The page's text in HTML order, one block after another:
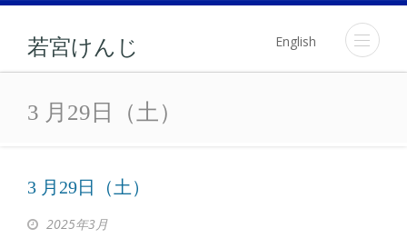
若宮けんじ English
3 月29日（土）
3 月29日（土）
3 月29日（土）
2025年3月